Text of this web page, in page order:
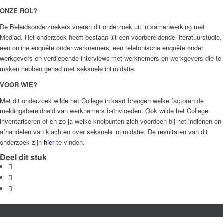
ONZE ROL?
De Beleidsonderzoekers voeren dit onderzoek uit in samenwerking met
Mediad. Het onderzoek heeft bestaan uit een voorbereidende literatuurstudie,
een online enquête onder werknemers, een telefonische enquête onder
werkgevers en verdiepende interviews met werknemers en werkgevers die te
maken hebben gehad met seksuele intimidatie.
VOOR WIE?
Met dit onderzoek wilde het College in kaart brengen welke factoren de
meldingsbereidheid van werknemers beïnvloeden. Ook wilde het College
inventariseren of en zo ja welke knelpunten zich voordoen bij het indienen en
afhandelen van klachten over seksuele intimidatie. De resultaten van dit
onderzoek zijn hierte vinden.
Deel dit stuk